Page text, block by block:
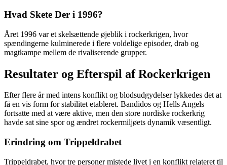
Hvad Skete Der i 1996?
Året 1996 var et skelsættende øjeblik i rockerkrigen, hvor
spændingerne kulminerede i flere voldelige episoder, drab og
magtkampe mellem de rivaliserende grupper.
Resultater og Efterspil af Rockerkrigen
Efter flere år med intens konflikt og blodsudgydelser lykkedes det at
få en vis form for stabilitet etableret. Bandidos og Hells Angels
fortsatte med at være aktive, men den store nordiske rockerkrig
havde sat sine spor og ændret rockermiljøets dynamik væsentligt.
Erindring om Trippeldrabet
Trippeldrabet, hvor tre personer mistede livet i en konflikt relateret til